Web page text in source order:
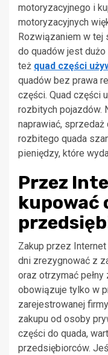
motoryzacyjnego i
motoryzacyjnych
Rozwiązaniem w tej
do quadów jest dużo
też quad części
quadów bez prawa
części. Quad części
rozbitych pojazdów.
naprawiać,
rozbitego quada
pieniędzy, które
Przez
kupować
Zakup przez
dni zrezygnować z
oraz otrzymać
obowiązuje tylko w
zarejestrowanej
zakupu od osoby
części do quada,
przedsiębiorców.